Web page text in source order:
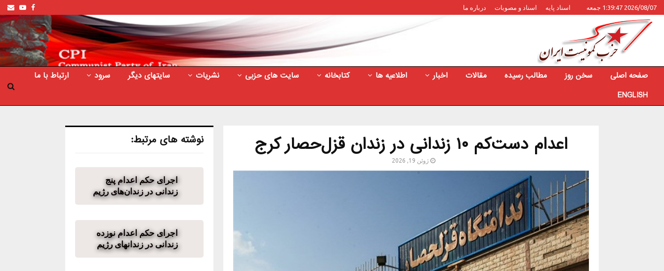
2026/08/07 1:39:47 جمعه اسناد پایه اسناد و مصوبات درباره ما Facebook
صفحه اصلی سخن روز مطالب رسیده مقالات اخبار اطلاعیه ها کتابخانه سایت های حزبی نشریات سایتهای دیگر سرود
ارتباط با ما
ENGLISH
اعدام دست‌کم ۱۰ زندانی در زندان قزل‌حصار کرج
ژوئن 19, 2026
نوشته های مرتبط:
اجرای حکم اعدام پنج
زندانی در زندان‌های رژیم
اجرای حکم اعدام نوزده
زندانی در زندانهای رژیم